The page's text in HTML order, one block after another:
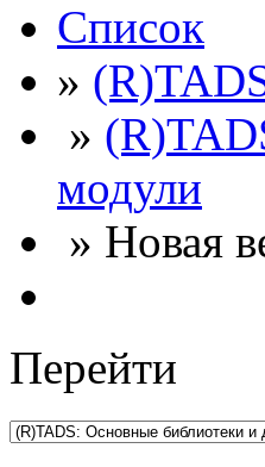
Список
»
»
модули
» Новая
Перейти